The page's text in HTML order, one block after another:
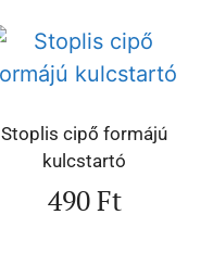
Stoplis cipő formájú
kulcstartó
490Ft